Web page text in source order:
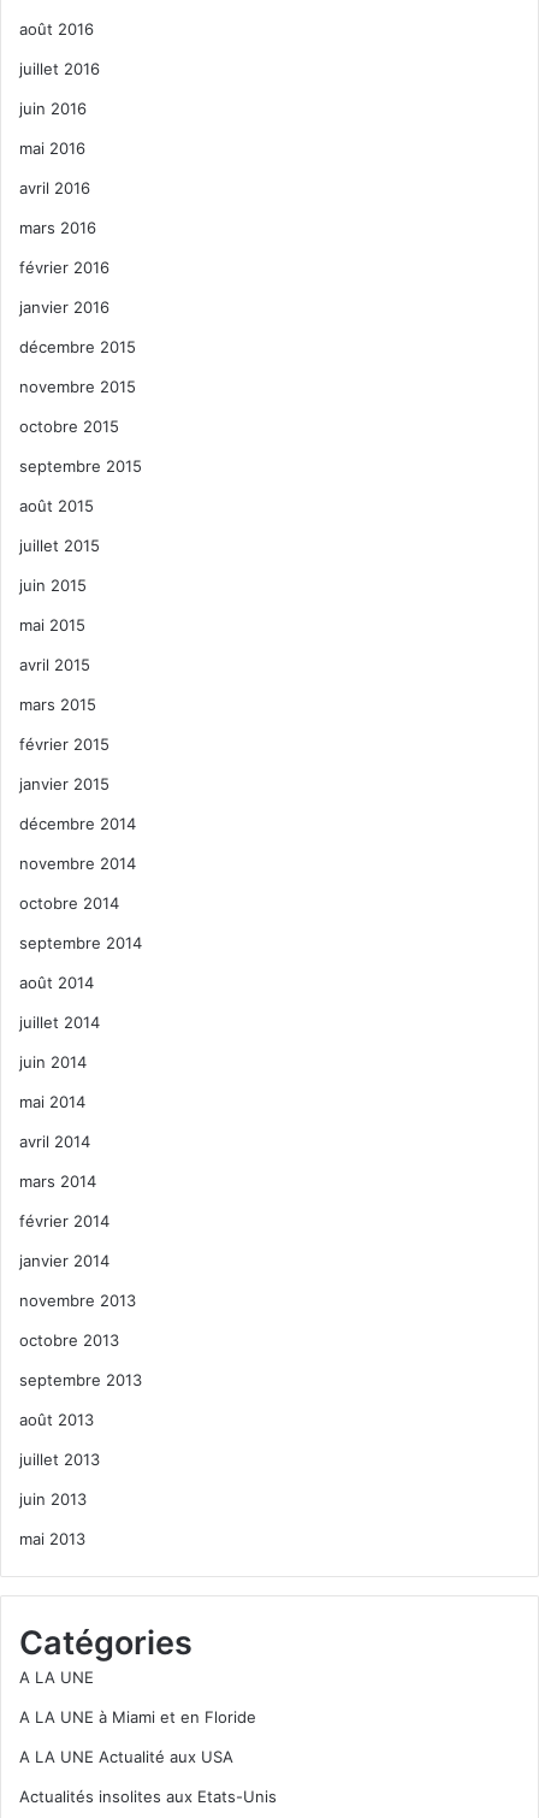
août 2016
juillet 2016
juin 2016
mai 2016
avril 2016
mars 2016
février 2016
janvier 2016
décembre 2015
novembre 2015
octobre 2015
septembre 2015
août 2015
juillet 2015
juin 2015
mai 2015
avril 2015
mars 2015
février 2015
janvier 2015
décembre 2014
novembre 2014
octobre 2014
septembre 2014
août 2014
juillet 2014
juin 2014
mai 2014
avril 2014
mars 2014
février 2014
janvier 2014
novembre 2013
octobre 2013
septembre 2013
août 2013
juillet 2013
juin 2013
mai 2013
Catégories
A LA UNE
A LA UNE à Miami et en Floride
A LA UNE Actualité aux USA
Actualités insolites aux Etats-Unis